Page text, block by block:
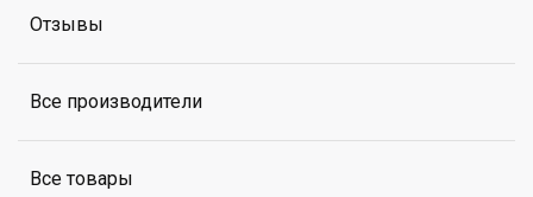
Отзывы
Все производители
Все товары